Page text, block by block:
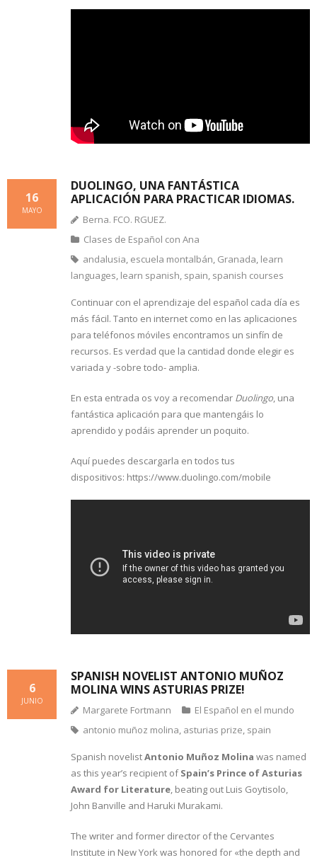
DUOLINGO, UNA FANTÁSTICA
APLICACIÓN PARA PRACTICAR IDIOMAS.
16
MAYO
Berna. FCO. RGUEZ.
Clases de Español con Ana
andalusia, escuela montalbán, Granada, learn
languages, learn spanish, spain, spanish courses
Continuar con el aprendizaje del español cada día es
más fácil. Tanto en internet como en las aplicaciones
para teléfonos móviles encontramos un sinfín de
recursos. Es verdad que la cantidad donde elegir es
variada y -sobre todo- amplia.
En esta entrada os voy a recomendar Duolingo, una
fantástica aplicación para que mantengáis lo
aprendido y podáis aprender un poquito.
Aquí puedes descargarla en todos tus
dispositivos: https://www.duolingo.com/mobile
SPANISH NOVELIST ANTONIO MUÑOZ
MOLINA WINS ASTURIAS PRIZE!
6
JUNIO
Margarete Fortmann
El Español en el mundo
antonio muñoz molina, asturias prize, spain
Spanish novelistAntonio Muñoz Molina was named
as this year’s recipient ofSpain’s Prince of Asturias
Award for Literature, beating out Luis Goytisolo,
John Banville and Haruki Murakami.
The writer and former director of the Cervantes
Institute in New York was honored for «the depth and